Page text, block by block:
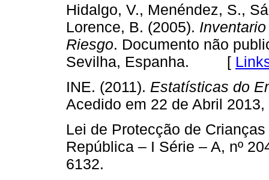
Hidalgo, V., Menéndez, S.,
Lorence, B. (2005).
Riesgo. Documento não
Sevilha, Espanha. [
INE. (2011). Estatísticas do
Acedido em 22 de Abril
Lei de Protecção de
República – I Série – A, nº
6132.